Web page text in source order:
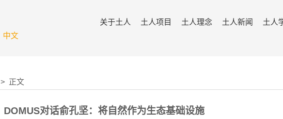
中文
关于土人 土人项目 土人理念 土人新闻 土人
> 正文
DOMUS对话俞孔坚：将自然作为生态基础设施